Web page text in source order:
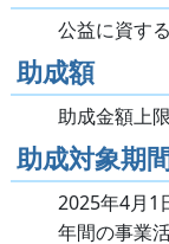
公益に資す
助成額
助成金額上
助成対象期
2025年4月1
年間の事業活